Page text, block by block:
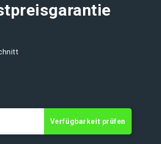
Verfügbarkeit prüfen